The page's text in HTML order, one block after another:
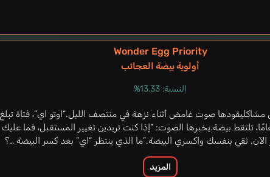
Wonder Egg Priority
أولوية بيضة العجائب
النسبة: 13.33%
صوت غامض أثناء نزهة في منتصف الليل.“اوتو اي”، فتاة تبلغ
العمر 14 عامًا، تلتقط بيضة.يخبرها الصوت: “إذا كنت تريدين تغيير المستقبل، فما عليك
الآن. ثقي بنفسك واكسري البيضة.”ما الذي ينتظر “اي” بعد كسر البيضة …؟
المزيد